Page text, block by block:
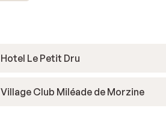
Hotel Le Petit Dru
Village Club Miléade de Morzine